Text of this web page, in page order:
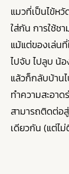
แมวที่เป็นไข้ห
ใส่กัน การใช้ช
แม้แต่ของเล่น
ไปจับ ไปลูบ น้
แล้วก็กลับบ้าน
ทำความสะอาด
สามารถติดต่อ
เดียวกัน (แต่ไ